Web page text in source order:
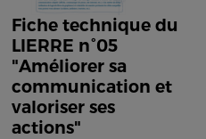
Fiche technique du
LIERRE n°05
"Améliorer sa
communication et
valoriser ses
actions"